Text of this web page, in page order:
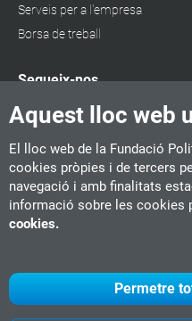
Aquest lloc web
El lloc web de la Fundació
cookies pròpies i de tercers
navegació i amb finalitats
informació sobre les cookies
cookies.
Permetre
Serveis per a l'empresa
Borsa de treball
Segueix-nos